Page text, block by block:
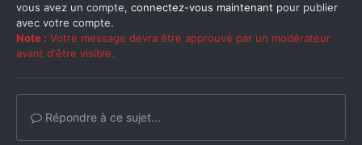
vous avez un compte, connectez-vous maintenant pour publier
avec votre compte.
Note : Votre message devra être approuvé par un modérateur
avant d'être visible.
Répondre à ce sujet...